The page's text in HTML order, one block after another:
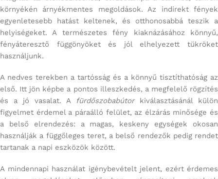
környékén árnyékmentes megoldások. Az indirekt fények
egyenletesebb hatást keltenek, és otthonosabbá teszik a
helyiségeket. A természetes fény kiaknázásához könnyű,
fényáteresztő függönyöket és jól elhelyezett tükröket
használjunk.
A nedves terekben a tartósság és a könnyű tisztíthatóság az
első. Itt jön képbe a pontos illeszkedés, a megfelelő rögzítés
és a jó vasalat. A
fürdőszobabútorkiválasztásánál külön
figyelmet érdemel a páraálló felület, az élzárás minősége és
a belső elrendezés: a magas, keskeny egységek okosan
használják a függőleges teret, a belső rendezők pedig rendet
tartanak a napi eszközök között.
A mindennapi használat igénybevételt jelent, ezért érdemes